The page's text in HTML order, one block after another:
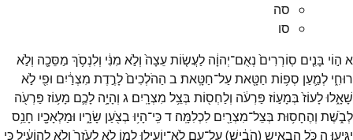
סה
סו
א ה֣וֹי בָּנִ֤ים סֽוֹרְרִים֙ נְאֻם־יְהוָ֔ה לַעֲשׂ֤וֹתעֵצָה֙ וְלֹ֣א מִנִּ֔י וְלִנְסֹ֥ךְ מַסֵּכָ֖ה וְלֹ֣א
רוּחִ֑י לְמַ֛עַן סְפ֥וֹת חַטָּ֖אתעַל־חַטָּֽאת׃ ב הַהֹלְכִים֙לָרֶ֣דֶת מִצְרַ֔יִם וּפִ֖י לֹ֣א
שָׁאָ֑לוּלָעוֹז֙ בְּמָע֣וֹז פַּרְעֹ֔ה וְלַחְס֖וֹת בְּצֵ֥ל מִצְרָֽיִם׃ ג וְהָיָ֥ה לָכֶ֛ם מָע֥וֹז פַּרְעֹ֖ה
לְבֹ֑שֶׁת וְהֶחָס֥וּת בְּצֵל־מִצְרַ֖יִם לִכְלִמָּֽה׃ דכִּֽי־הָי֥וּ בְצֹ֖עַן שָׂרָ֑יו וּמַלְאָכָ֖יו חָנֵ֥ס
יַגִּֽיעוּ׃ ה כֹּ֣ל הבאיש(הֹבִ֔ישׁ)עַל־עַ֖ם לֹא־יוֹעִ֣ילוּלָ֑מוֹ לֹ֤אלְעֵ֙זֶר֙ וְלֹ֣אלְהוֹעִ֔ילכִּ֥י